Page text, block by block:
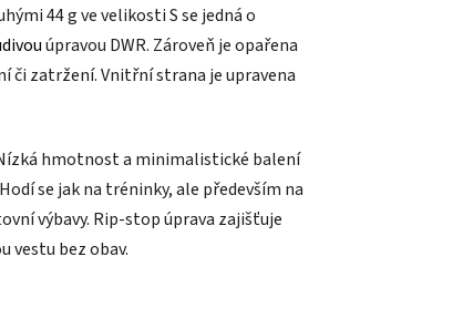
44 g ve velikosti S se jedná o
úpravou DWR. Zároveň je opařena
zatržení. Vnitřní strana je upravena
hmotnost a minimalistické balení
se jak na tréninky, ale především na
výbavy. Rip-stop úprava zajišťuje
vestu bez obav.